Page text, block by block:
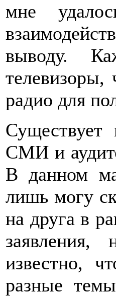
мне
выводу.
радио для
Существует
СМИ и
В данном
лишь могу
на друга в
известно,
разные